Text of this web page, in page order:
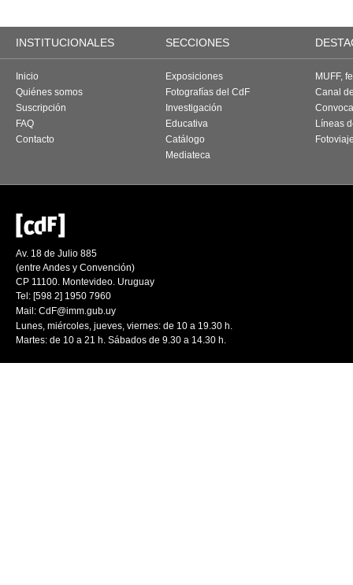
INSTITUCIONALES SECCIONES
Inicio
Quiénes somos
Suscripción
FAQ
Contacto
Exposiciones
Fotografías del CdF
Investigación
Educativa
Catálogo
Mediateca
MUFF,
Canal
Líneas
Av. 18 de Julio 885
(entre Andes y Convención)
CP 11100. Montevideo. Uruguay
Tel: [598 2] 1950 7960
Mail: CdF@imm.gub.uy
Lunes, miércoles, jueves, viernes: de 10 a 19.30 h.
Martes: de 10 a 21 h. Sábados de 9.30 a 14.30 h.